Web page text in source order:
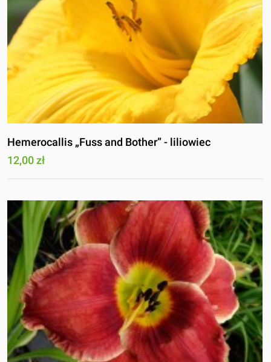
Hemerocallis „Fuss and Bother” - liliowiec
12,00 zł